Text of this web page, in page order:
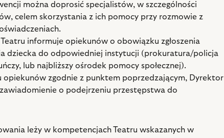
można doprosić specjalistów, w szczególności
celem skorzystania z ich pomocy przy rozmowie z
informuje opiekunów o obowiązku zgłoszenia
dziecka do odpowiedniej instytucji (prokuratura/policja
lub najbliższy ośrodek pomocy społecznej).
opiekunów zgodnie z punktem poprzedzającym, Dyrektor
zawiadomienie o podejrzeniu przestępstwa do
leży w kompetencjach Teatru wskazanych w